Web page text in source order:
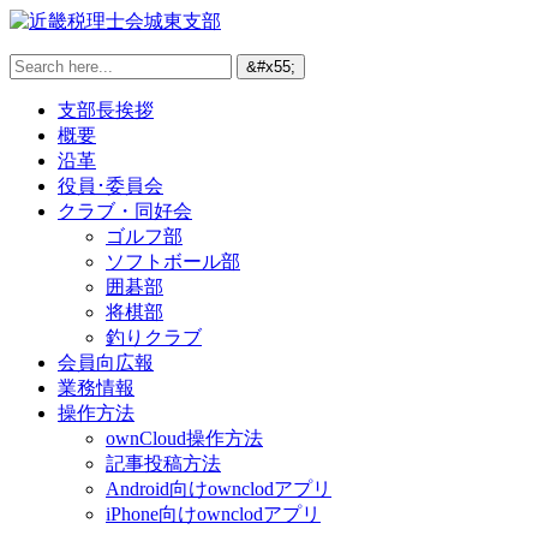
支部長挨拶
概要
沿革
役員･委員会
クラブ・同好会
ゴルフ部
ソフトボール部
囲碁部
将棋部
釣りクラブ
会員向広報
業務情報
操作方法
ownCloud操作方法
記事投稿方法
Android向けownclodアプリ
iPhone向けownclodアプリ